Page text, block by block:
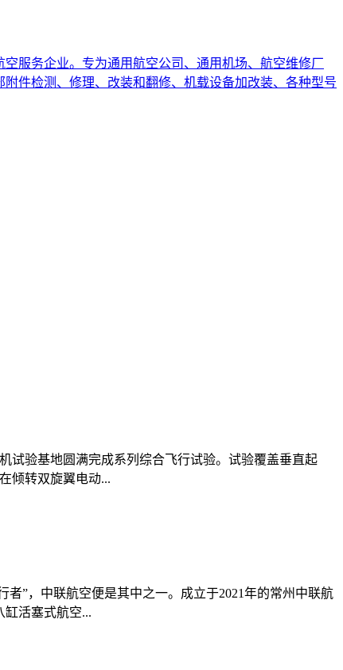
服务企业。专为通用航空公司、通用机场、航空维修厂
件检测、修理、改装和翻修、机载设备加改装、各种型号
试验基地圆满完成系列综合飞行试验。试验覆盖垂直起
倾转双旋翼电动...
”，中联航空便是其中之一。成立于2021年的常州中联航
活塞式航空...